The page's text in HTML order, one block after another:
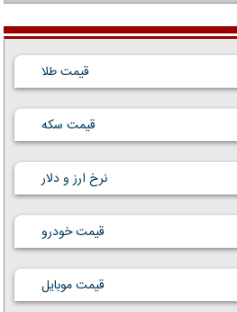
قیمت طلا
قیمت سکه
نرخ ارز و دلار
قیمت خودرو
قیمت موبایل